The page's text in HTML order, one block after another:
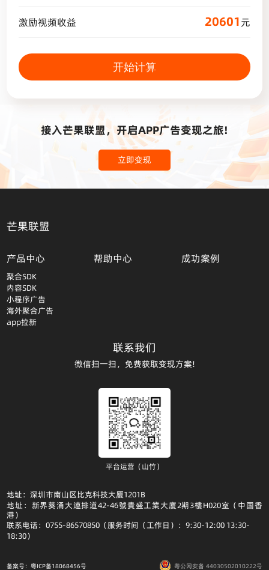
激励视频收益 20601元
开始计算
接入芒果联盟，开启APP广告变现之旅!
立即变现
芒果联盟
产品中心
聚合SDK
内容SDK
小程序广告
海外聚合广告
app拉新
帮助中心 成功案例
联系我们
微信扫一扫，免费获取变现方案!
平台运营（山竹）
地址：深圳市南山区比克科技大厦1201B
地址：新界葵涌大連排道42-46號貴盛工業大廈2期3樓H020室（中国香
港）
联系电话：0755-86570850（服务时间（工作日）：9:30-12:00 13:30-
18:30）
备案号：粤ICP备18068456号 粤公网安备 44030502010222号